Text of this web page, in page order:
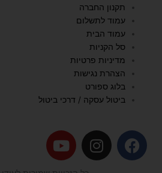
תקנון החברה
עמוד לתשלום
עמוד הבית
סל הקניות
מדיניות פרטיות
הצהרת נגישות
בלוג ספורט
ביטול עסקה / דרכי ביטול
F
a
I
n
Y
o
u